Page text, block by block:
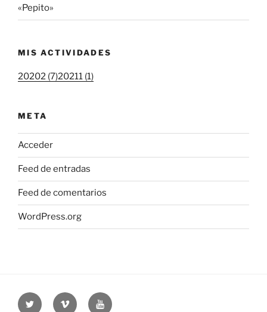
«Pepito»
MIS ACTIVIDADES
20202 (7)20211 (1)
META
Acceder
Feed de entradas
Feed de comentarios
WordPress.org
Twitter Vimeo
Youtube